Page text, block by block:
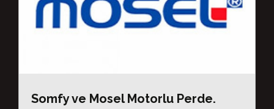
Somfy ve Mosel Motorlu Perde.